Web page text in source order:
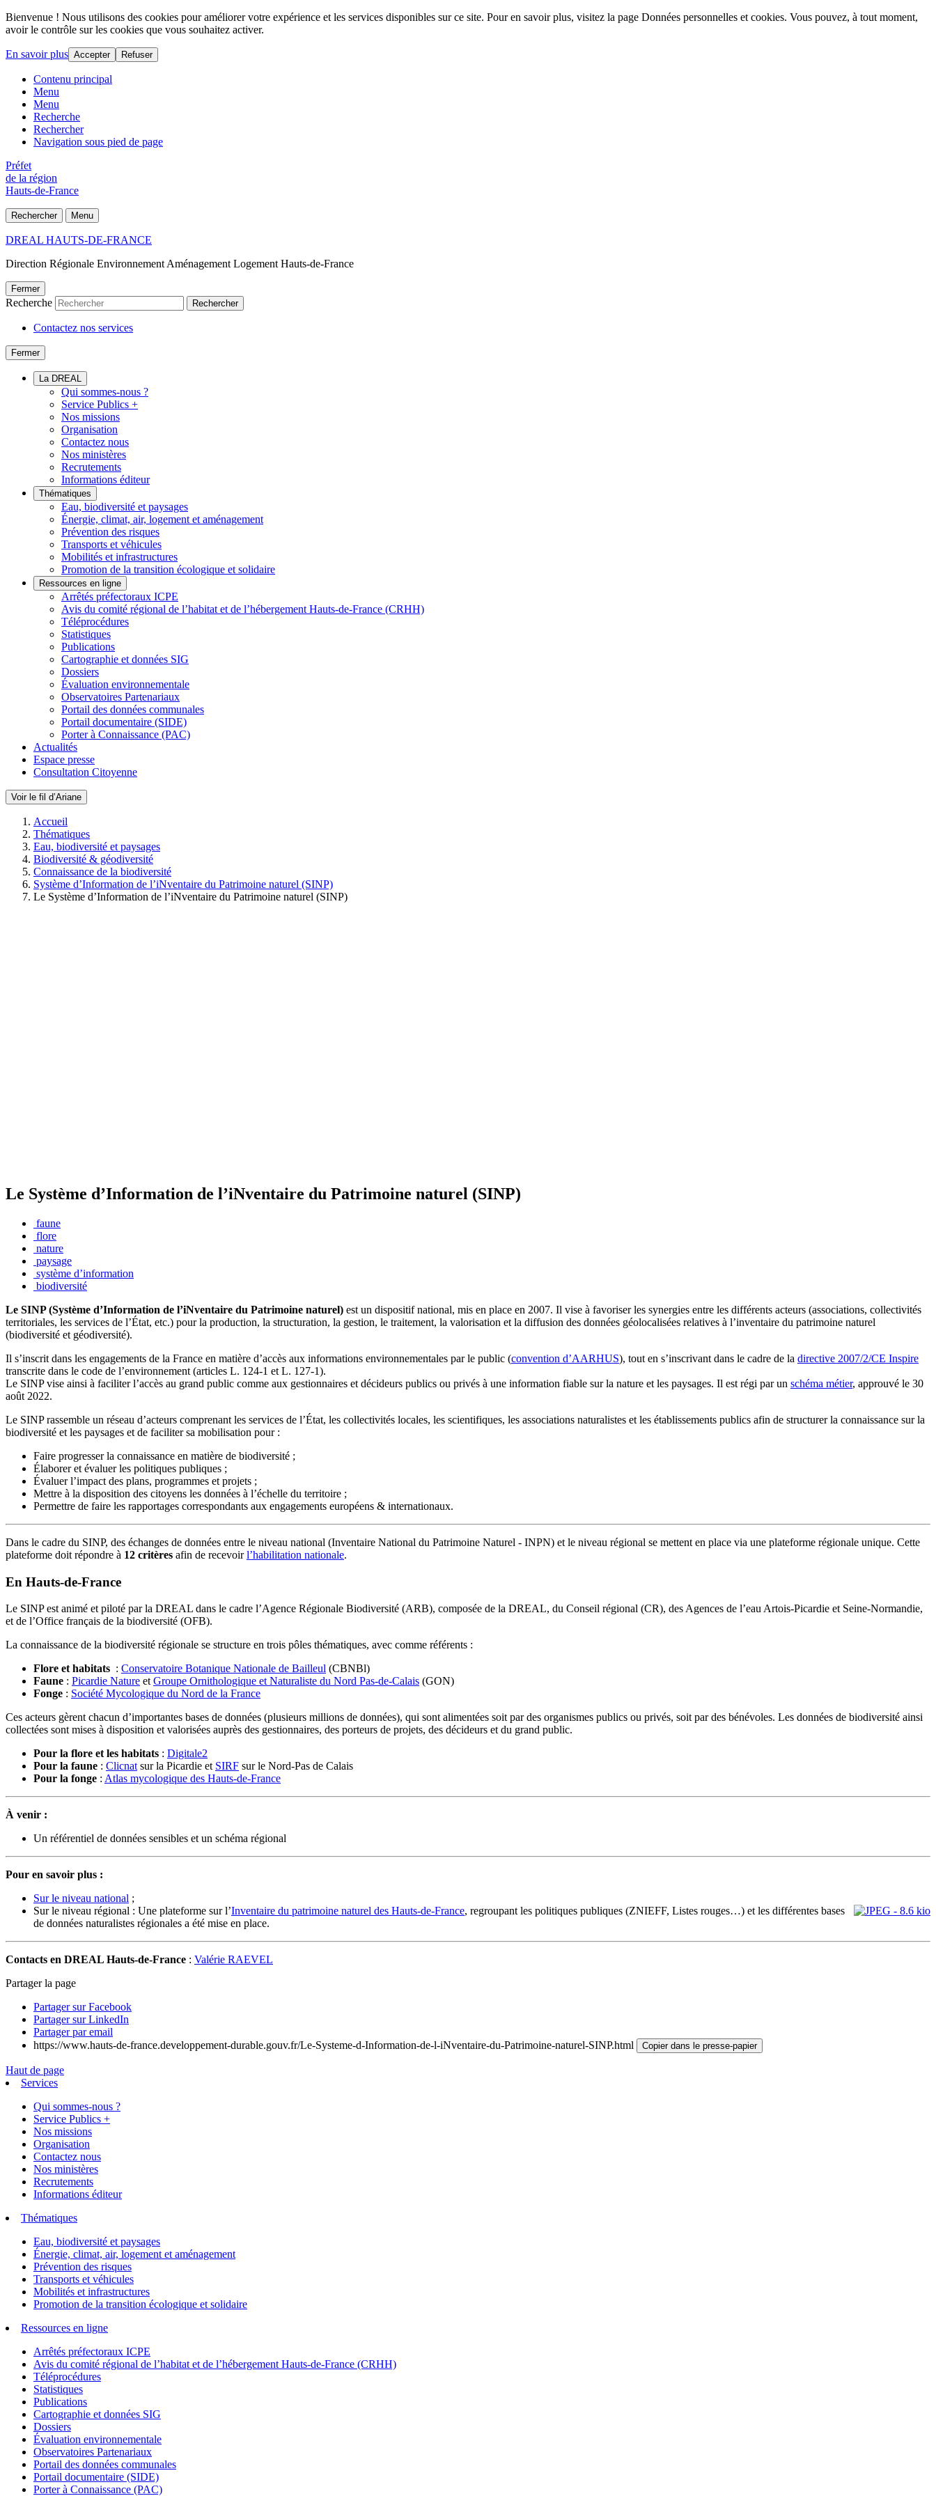
Bienvenue ! Nous utilisons des cookies pour améliorer votre expérience et les services disponibles sur ce site. Pour en savoir plus, visitez la page Données personnelles et cookies. Vous pouvez, à tout moment,
avoir le contrôle sur les cookies que vous souhaitez activer.
En savoir plus Accepter Refuser
Contenu principal
Menu
Menu
Recherche
Rechercher
Navigation sous pied de page
Préfet
de la région
Hauts-de-France
Rechercher Menu
DREAL HAUTS-DE-FRANCE
Direction Régionale Environnement Aménagement Logement Hauts-de-France
Fermer
Recherche Rechercher
Contactez nos services
Fermer
La DREAL
Qui sommes-nous ?
Service Publics +
Nos missions
Organisation
Contactez nous
Nos ministères
Recrutements
Informations éditeur
Thématiques
Eau, biodiversité et paysages
Énergie, climat, air, logement et aménagement
Prévention des risques
Transports et véhicules
Mobilités et infrastructures
Promotion de la transition écologique et solidaire
Ressources en ligne
Arrêtés préfectoraux ICPE
Avis du comité régional de l’habitat et de l’hébergement Hauts-de-France (CRHH)
Téléprocédures
Statistiques
Publications
Cartographie et données SIG
Dossiers
Évaluation environnementale
Observatoires Partenariaux
Portail des données communales
Portail documentaire (SIDE)
Porter à Connaissance (PAC)
Actualités
Espace presse
Consultation Citoyenne
Voir le fil d’Ariane
Accueil
Thématiques
Eau, biodiversité et paysages
Biodiversité & géodiversité
Connaissance de la biodiversité
Système d’Information de l’iNventaire du Patrimoine naturel (SINP)
Le Système d’Information de l’iNventaire du Patrimoine naturel (SINP)
Le Système d’Information de l’iNventaire du Patrimoine naturel (SINP)
faune
flore
nature
paysage
système d’information
biodiversité
Le SINP (Système d’Information de l’iNventaire du Patrimoine naturel) est un dispositif national, mis en place en 2007. Il vise à favoriser les synergies entre les différents acteurs (associations, collectivités
territoriales, les services de l’État, etc.) pour la production, la structuration, la gestion, le traitement, la valorisation et la diffusion des données géolocalisées relatives à l’inventaire du patrimoine naturel
(biodiversité et géodiversité).
Il s’inscrit dans les engagements de la France en matière d’accès aux informations environnementales par le public (convention d’AARHUS), tout en s’inscrivant dans le cadre de la directive 2007/2/CE Inspire
transcrite dans le code de l’environnement (articles L. 124-1 et L. 127-1).
Le SINP vise ainsi à faciliter l’accès au grand public comme aux gestionnaires et décideurs publics ou privés à une information fiable sur la nature et les paysages. Il est régi par un schéma métier, approuvé le 30
août 2022.
Le SINP rassemble un réseau d’acteurs comprenant les services de l’État, les collectivités locales, les scientifiques, les associations naturalistes et les établissements publics afin de structurer la connaissance sur la
biodiversité et les paysages et de faciliter sa mobilisation pour :
Faire progresser la connaissance en matière de biodiversité ;
Élaborer et évaluer les politiques publiques ;
Évaluer l’impact des plans, programmes et projets ;
Mettre à la disposition des citoyens les données à l’échelle du territoire ;
Permettre de faire les rapportages correspondants aux engagements européens & internationaux.
Dans le cadre du SINP, des échanges de données entre le niveau national (Inventaire National du Patrimoine Naturel - INPN) et le niveau régional se mettent en place via une plateforme régionale unique. Cette
plateforme doit répondre à 12 critères afin de recevoirl’habilitation nationale.
En Hauts-de-France
Le SINP est animé et piloté par la DREAL dans le cadre l’Agence Régionale Biodiversité (ARB), composée de la DREAL, du Conseil régional (CR), des Agences de l’eau Artois-Picardie et Seine-Normandie,
et de l’Office français de la biodiversité (OFB).
La connaissance de la biodiversité régionale se structure en trois pôles thématiques, avec comme référents :
Flore et habitats : Conservatoire Botanique Nationale de Bailleul (CBNBl)
Faune : Picardie Nature et Groupe Ornithologique et Naturaliste du Nord Pas-de-Calais (GON)
Fonge : Société Mycologique du Nord de la France
Ces acteurs gèrent chacun d’importantes bases de données (plusieurs millions de données), qui sont alimentées soit par des organismes publics ou privés, soit par des bénévoles. Les données de biodiversité ainsi
collectées sont mises à disposition et valorisées auprès des gestionnaires, des porteurs de projets, des décideurs et du grand public.
Pour la flore et les habitats : Digitale2
Pour la faune : Clicnat sur la Picardie et SIRF sur le Nord-Pas de Calais
Pour la fonge : Atlas mycologique des Hauts-de-France
À venir :
Un référentiel de données sensibles et un schéma régional
Pour en savoir plus :
Sur le niveau national ;
Sur le niveau régional : Une plateforme sur l’Inventaire du patrimoine naturel des Hauts-de-France, regroupant les politiques publiques (ZNIEFF, Listes rouges…) et les différentes bases
de données naturalistes régionales a été mise en place.
Contacts en DREAL Hauts-de-France : Valérie RAEVEL
Partager la page
Partager sur Facebook
Partager sur LinkedIn
Partager par email
https://www.hauts-de-france.developpement-durable.gouv.fr/Le-Systeme-d-Information-de-l-iNventaire-du-Patrimoine-naturel-SINP.html
Copier dans le presse-papier
Haut de page
Services
Qui sommes-nous ?
Service Publics +
Nos missions
Organisation
Contactez nous
Nos ministères
Recrutements
Informations éditeur
Thématiques
Eau, biodiversité et paysages
Énergie, climat, air, logement et aménagement
Prévention des risques
Transports et véhicules
Mobilités et infrastructures
Promotion de la transition écologique et solidaire
Ressources en ligne
Arrêtés préfectoraux ICPE
Avis du comité régional de l’habitat et de l’hébergement Hauts-de-France (CRHH)
Téléprocédures
Statistiques
Publications
Cartographie et données SIG
Dossiers
Évaluation environnementale
Observatoires Partenariaux
Portail des données communales
Portail documentaire (SIDE)
Porter à Connaissance (PAC)